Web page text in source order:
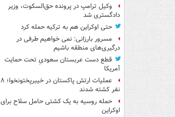
وکیل ترامپ در پرونده حق‌السکوت، وزیر
دادگستری شد
حتی اوکراین هم به ترکیه حمله کرد
مسرور بارزانی: نمی خواهیم طرفی در
درگیری‌های منطقه باشیم
قطع دست عربستان سعودیِ تحت حمایت
آمریکا
عملیات ارتش پاکستان در خیبرپختونخوا؛ ۸
نفر کشته شدند
حمله روسیه به یک کشتی حامل سلاح برای
اوکراین